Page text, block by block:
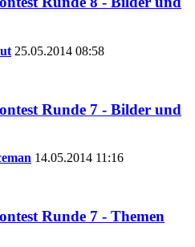
25.05.2014 08:58
Runde 7 - Bilder und
14.05.2014 11:16
Runde 7 - Themen